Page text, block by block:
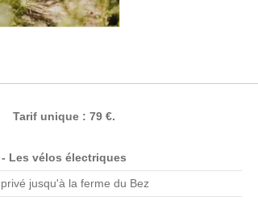
Tarif unique : 79 €.
- Les vélos électriques
jusqu'à la ferme du Bez